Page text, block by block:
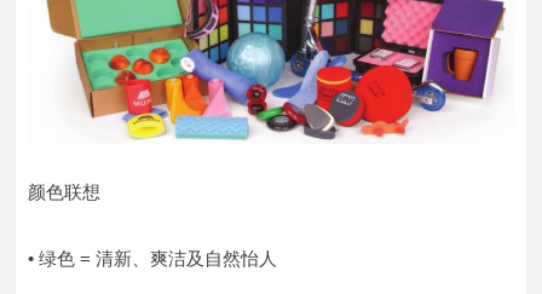
颜色联想
• 绿色 = 清新、爽洁及自然怡人